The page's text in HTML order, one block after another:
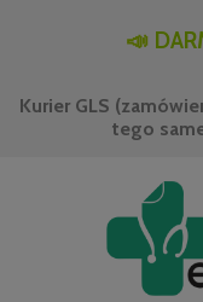
📣
Kurier GLS
tego